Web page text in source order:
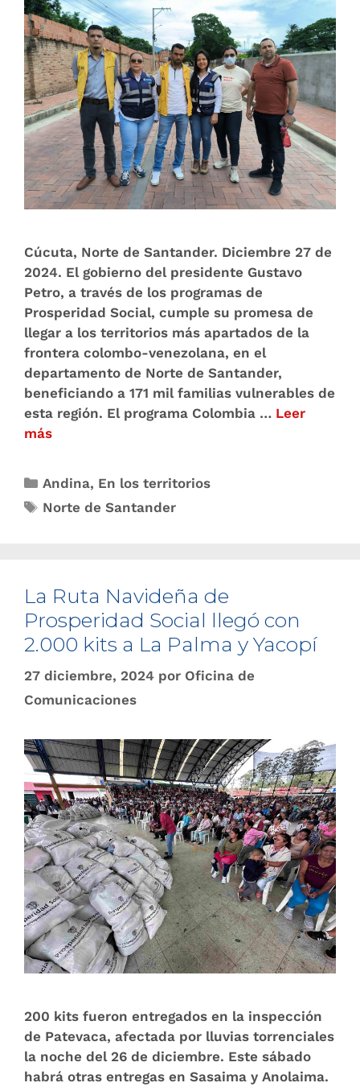
Cúcuta, Norte de Santander. Diciembre 27 de
2024. El gobierno del presidente Gustavo
Petro, a través de los programas de
Prosperidad Social, cumple su promesa de
llegar a los territorios más apartados de la
frontera colombo-venezolana, en el
departamento de Norte de Santander,
beneficiando a 171 mil familias vulnerables de
esta región. El programa Colombia … Leer
más
Andina, En los territorios
Norte de Santander
La Ruta Navideña de
Prosperidad Social llegó con
2.000 kits a La Palma y Yacopí
27 diciembre, 2024 por Oficina de
Comunicaciones
200 kits fueron entregados en la inspección
de Patevaca, afectada por lluvias torrenciales
la noche del 26 de diciembre. Este sábado
habrá otras entregas en Sasaima y Anolaima.